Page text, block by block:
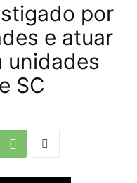
por
e atuar
unidades
SC